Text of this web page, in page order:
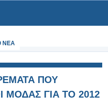
NEA
ΠΟΥ
ΜΟΔΑΣ ΓΙΑ ΤΟ 2012